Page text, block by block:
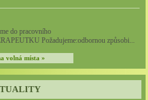
do pracovního
Požadujeme:odbornou způsobi...
volná místa »